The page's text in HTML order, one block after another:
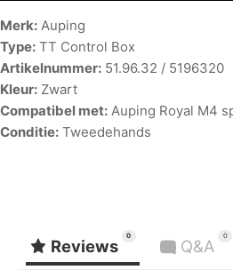
Merk: Auping
Type: TT Control Box
Artikelnummer: 51.96.32 / 5196320
Kleur: Zwart
Compatibel met: Auping Royal M4
Conditie: Tweedehands
Reviews
0
Q&A
0